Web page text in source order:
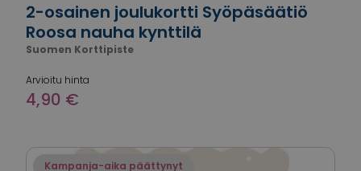
2-osainen joulukortti Syöpäsäätiö
Roosa nauha kynttilä
Suomen Korttipiste
Arvioitu hinta
4,90 €
Kampanja-aika päättynyt